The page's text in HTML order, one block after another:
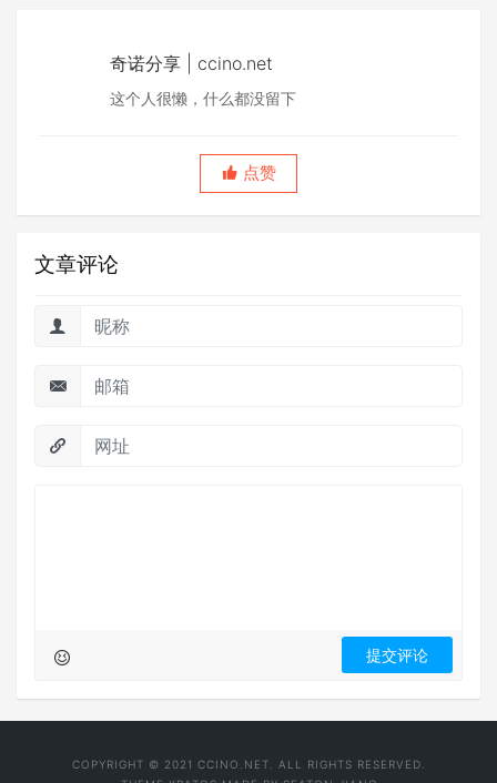
奇诺分享 | ccino.net
这个人很懒，什么都没留下
点赞
文章评论
COPYRIGHT © 2021 CCINO.NET. ALL RIGHTS RESERVED.